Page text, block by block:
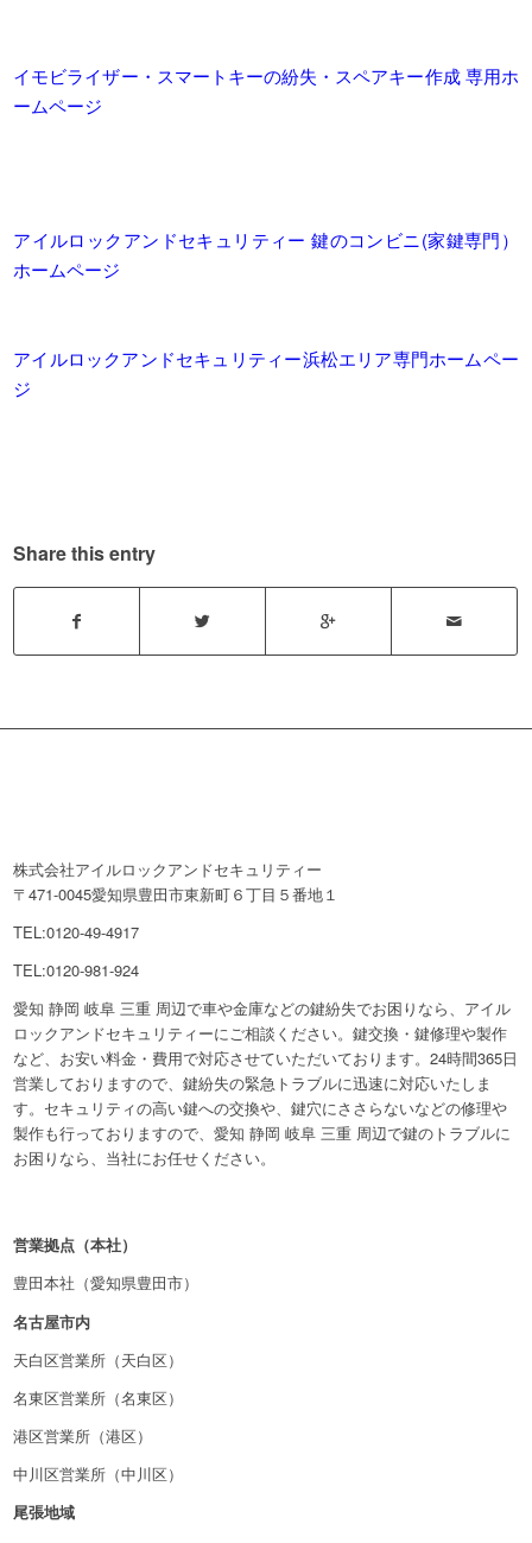
イモビライザー・スマートキーの紛失・スペアキー作成 専用ホ
ームページ
アイルロックアンドセキュリティー 鍵のコンビニ(家鍵専門）
ホームページ
アイルロックアンドセキュリティー浜松エリア専門ホームペー
ジ
Share this entry
株式会社アイルロックアンドセキュリティー
〒471-0045愛知県豊田市東新町６丁目５番地１
TEL:0120-49-4917
TEL:0120-981-924
愛知 静岡 岐阜 三重 周辺で車や金庫などの鍵紛失でお困りなら、アイル
ロックアンドセキュリティーにご相談ください。鍵交換・鍵修理や製作
など、お安い料金・費用で対応させていただいております。24時間365日
営業しておりますので、鍵紛失の緊急トラブルに迅速に対応いたしま
す。セキュリティの高い鍵への交換や、鍵穴にささらないなどの修理や
製作も行っておりますので、愛知 静岡 岐阜 三重 周辺で鍵のトラブルに
お困りなら、当社にお任せください。
営業拠点（本社）
豊田本社（愛知県豊田市）
名古屋市内
天白区営業所（天白区）
名東区営業所（名東区）
港区営業所（港区）
中川区営業所（中川区）
尾張地域